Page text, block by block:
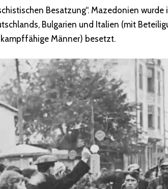
Besatzung“. Mazedonien
Bulgarien und Italien (mit
Männer) besetzt.